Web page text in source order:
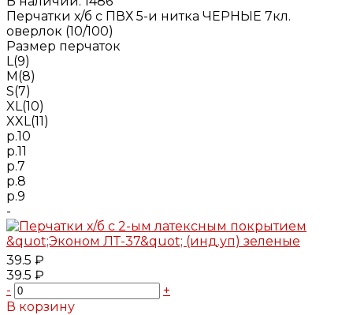
Перчатки х/б с ПВХ 5-и нитка ЧЕРНЫЕ 7кл.
оверлок (10/100)
Размер перчаток
L(9)
M(8)
S(7)
XL(10)
XXL(11)
р.10
р.11
р.7
р.8
р.9
-
39.5 ₽
39.5 ₽
-
+
В корзину